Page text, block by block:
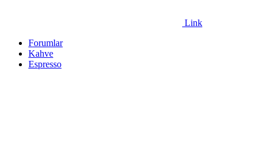
Link
Forumlar
Kahve
Espresso